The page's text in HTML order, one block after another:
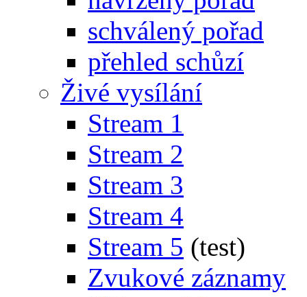
schválený pořad
přehled schůzí
Živé vysílání
Stream 1
Stream 2
Stream 3
Stream 4
Stream 5 (test)
Zvukové záznamy